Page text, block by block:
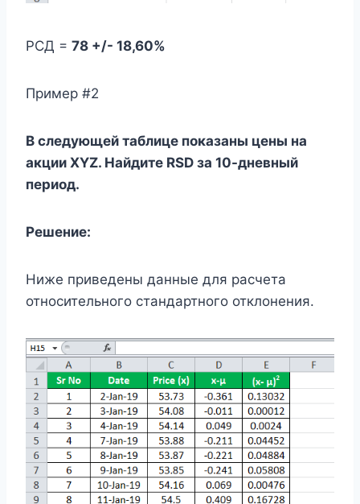
РСД = 78 +/- 18,60%
Пример #2
В следующей таблице показаны цены на
акции XYZ. Найдите RSD за 10-дневный
период.
Решение:
Ниже приведены данные для расчета
относительного стандартного отклонения.